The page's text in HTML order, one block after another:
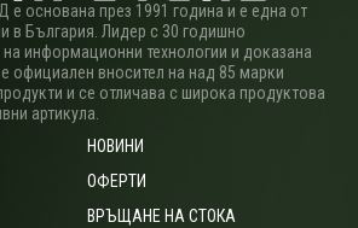
е основана през 1991 година и е една от
в България. Лидер с 30 годишно
информационни технологии и доказана
официален вносител на над 85 марки
и се отличава с широка продуктова
артикула.
НОВИНИ
ОФЕРТИ
ВРЪЩАНЕ НА СТОКА